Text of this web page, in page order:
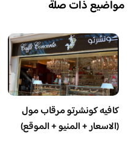
مواضيع ذات صلة
كافيه كونشرتو مرقاب مول
(الاسعار + المنيو + الموقع)